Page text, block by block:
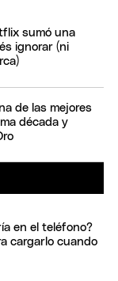
sumó una
ignorar (ni
de las mejores
década y
en el teléfono?
cargarlo cuando